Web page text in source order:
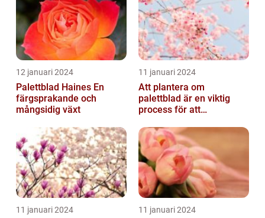
12 januari 2024
Palettblad Haines En
färgsprakande och
mångsidig växt
11 januari 2024
Att plantera om
palettblad är en viktig
process för att
överlevnad och tillväxt...
11 januari 2024 11 januari 2024